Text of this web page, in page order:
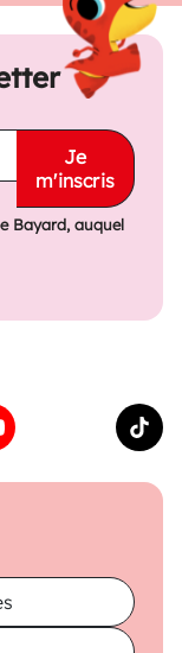
Je
m'inscris
Bayard, auquel